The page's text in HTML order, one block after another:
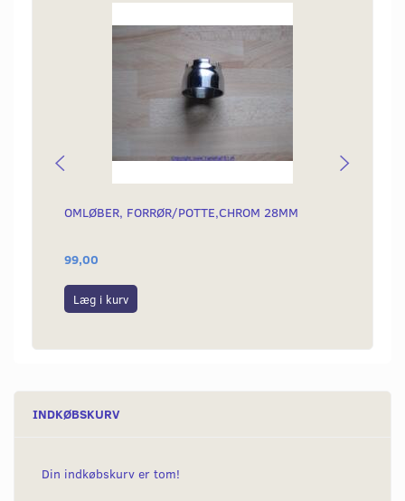
OMLØBER, FORRØR/POTTE,CHROM 28MM
99,00
Læg i kurv
INDKØBSKURV
Din indkøbskurv er tom!